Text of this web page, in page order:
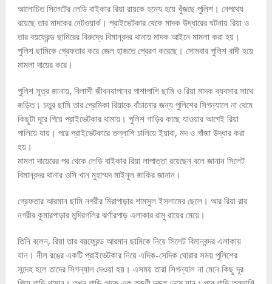
আলোচিত সিলেটের লেডি বাইকার রিয়া রায়কে হন্যে হয়ে খুঁজছে পুলিশ। নেপথ্যে
রয়েছে তার মাদকের নেটওয়ার্ক। প্রাইভেটকার থেকে মাদক উদ্ধারের ঘটনায় রিয়া ও
তার বয়ফ্রেন্ড ছামিরের বিরুদ্ধে বিমানবন্দর থানায় মাদক আইনে মামলা করা হয়।
পুলিশ ছামিকে গ্রেফতার করে জেল হাজতে প্রেরণ করেছে। সোমবার পুলিশ বাদী হয়ে
মামলা দায়ের করে।
পুলিশ সূত্র জানায়, বিলাসী জীবনযাপনের পাশাপাশি ছামি ও রিয়া মাদক ব্যবসার সাথে
জড়িত। চতুর ছামি তার প্রেমিকা রিয়াকে বাঁচানোর জন্য পুলিশের সিগন্যালে না থেমে
কিছুটা দূরে গিয়ে প্রাইভেটকার থামায়। পুলিশ গাড়ির কাছে যাওয়ার আগেই রিয়া
পালিয়ে যায়। পরে প্রাইভেটকারে তল্লাশি চালিয়ে ইয়াবা, মদ ও গাঁজা উদ্ধার করা
হয়।
মামলা দায়েরের পর থেকে লেডি বাইকার রিয়া লাপাত্তা রয়েছেন বলে জানান সিলেট
বিমানবন্দর থানার ওসি খান মুহাম্মদ মাইনুল জাকির জানান।
গ্রেফতার আরমান ছামি নগরীর মিরাপাড়ার শামসুল ইসলামের ছেলে। আর রিয়া রায়
নগরীর কুমারপাড়ার মন্দিরগলির ঝর্ণারপাড় এলাকার রামু রায়ের মেয়ে।
তিনি বলেন, রিয়া তার বয়ফ্রেন্ড আরমান ছামিকে নিয়ে সিলেট বিমানবন্দর এলাকায়
যান। নীল রঙের একটি প্রাইভেটকার নিয়ে এদিক-সেদিক ঘোরার সময় পুলিশের
সন্দেহ হলে তাদের সিগন্যাল দেওয়া হয়। এসময় তারা সিগন্যাল না মেনে কিছু দূর